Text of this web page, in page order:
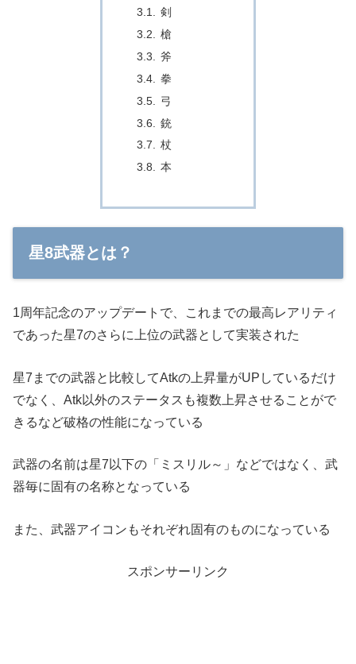
剣
槍
斧
拳
弓
銃
杖
本
星8武器とは？
1周年記念のアップデートで、これまでの最高レアリティ
であった星7のさらに上位の武器として実装された
星7までの武器と比較してAtkの上昇量がUPしているだけ
でなく、Atk以外のステータスも複数上昇させることがで
きるなど破格の性能になっている
武器の名前は星7以下の「ミスリル～」などではなく、武
器毎に固有の名称となっている
また、武器アイコンもそれぞれ固有のものになっている
スポンサーリンク